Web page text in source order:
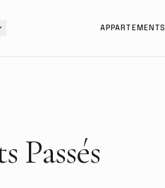
APPARTEMENTS
Passés